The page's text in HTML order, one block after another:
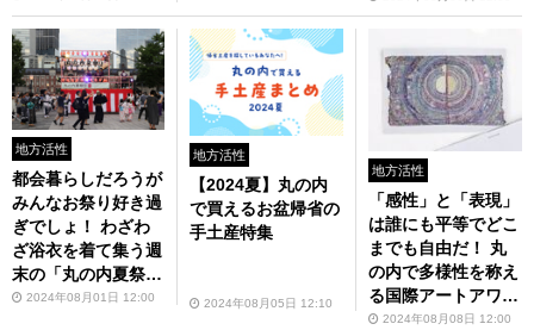
ク祭りを見てきた
しみ！
地方活性
都会暮らしだろうが
みんなお祭り好き過
ぎでしょ！ わざわ
ざ浴衣を着て集う週
末の「丸の内夏祭
り」レポート
2024年08月01日 12:00
地方活性
【2024夏】丸の内
で買えるお盆帰省の
手土産特集
2024年08月05日 12:10
地方活性
「感性」と「表現」
は誰にも平等でどこ
までも自由だ！ 丸
の内で多様性を称え
る国際アートアワー
ド「ヘラルボニー・
2024年08月08日 12:00